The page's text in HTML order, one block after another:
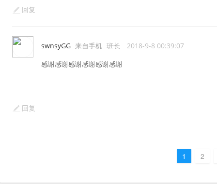
回复
swnsyGG 来自手机 班长 2018-9-8 00:39:07
感谢感谢感谢感谢感谢感谢
回复
1 2